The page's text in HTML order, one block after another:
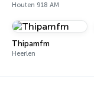
Houten 918 AM
Thipamfm
Heerlen